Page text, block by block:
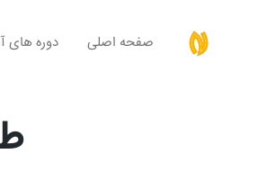
صفحه اصلی دوره های